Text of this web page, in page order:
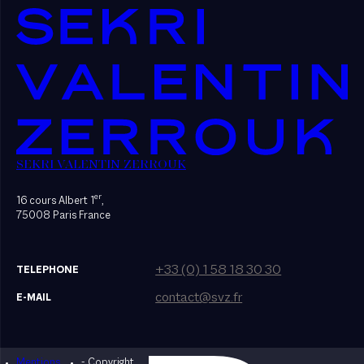
SEKRI VALENTIN ZERROUK
16 cours Albert 1er,
75008 Paris France
TELEPHONE +33 (0) 1 58 18 30 30
E-MAIL contact@svz.fr